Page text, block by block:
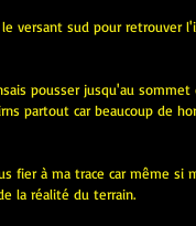
versant sud pour retrouver
pousser jusqu'au
partout car beaucoup de
fier à ma trace car même
la réalité du terrain.